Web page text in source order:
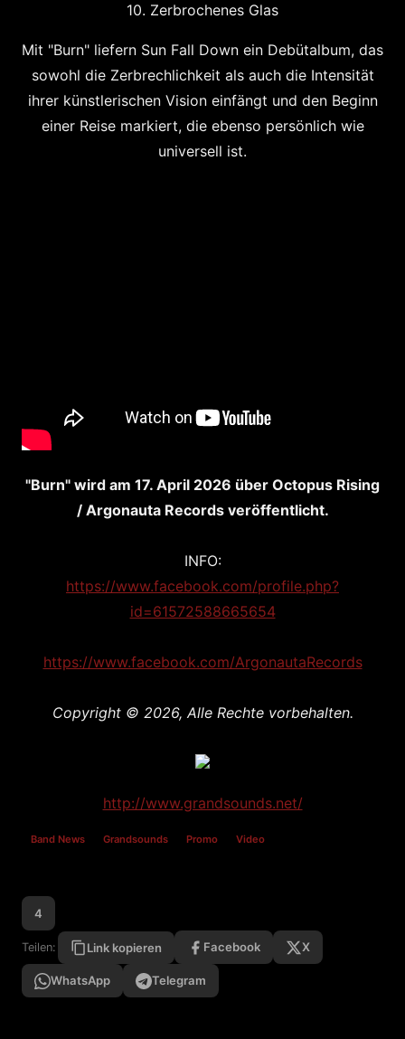
10. Zerbrochenes Glas
Mit "Burn" liefern Sun Fall Down ein Debütalbum, das
sowohl die Zerbrechlichkeit als auch die Intensität
ihrer künstlerischen Vision einfängt und den Beginn
einer Reise markiert, die ebenso persönlich wie
universell ist.
"Burn" wird am 17. April 2026 über Octopus Rising
/ Argonauta Records veröffentlicht.
INFO:
https://www.facebook.com/profile.php?
id=61572588665654
https://www.facebook.com/ArgonautaRecords
Copyright © 2026, Alle Rechte vorbehalten.
http://www.grandsounds.net/
Band News Grandsounds Promo Video
4
Teilen: Link kopieren Facebook X
WhatsApp Telegram